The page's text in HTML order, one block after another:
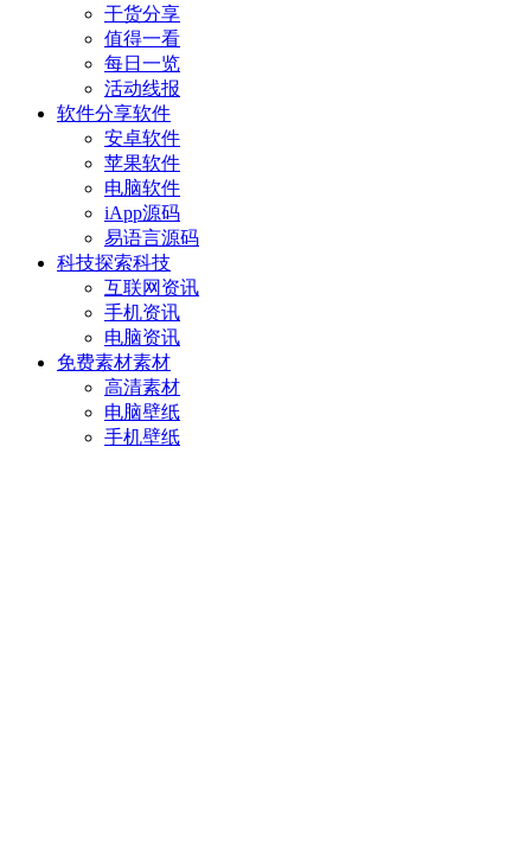
干货分享
值得一看
每日一览
活动线报
软件分享软件
安卓软件
苹果软件
电脑软件
iApp源码
易语言源码
科技探索科技
互联网资讯
手机资讯
电脑资讯
免费素材素材
高清素材
电脑壁纸
手机壁纸